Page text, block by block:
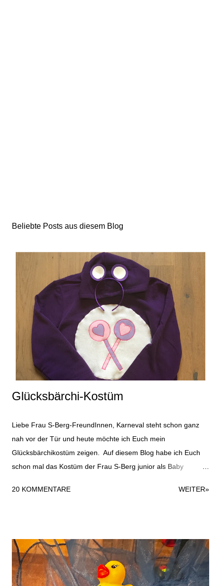
Beliebte Posts aus diesem Blog
Glücksbärchi-Kostüm
Liebe Frau S-Berg-FreundInnen, Karneval steht schon ganz
nah vor der Tür und heute möchte ich Euch mein
Glücksbärchikostüm zeigen. Auf diesem Blog habe ich Euch
schon mal das Kostüm der Frau S-Berg junior als Baby
recht schnell gemacht und durchaus für ein Last-Minute-
lila. Das war es dann auch schon mit den Materialien für das
Kostüm. Dazu kommen natürlich noch Beiwerke wie
Nähmaschine, Schere und Kleber. Für das Glücksbärchi-
20 KOMMENTARE WEITER»